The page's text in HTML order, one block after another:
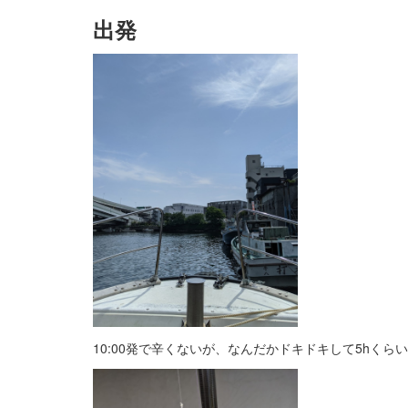
出発
10:00発で辛くないが、なんだかドキドキして5hくらい